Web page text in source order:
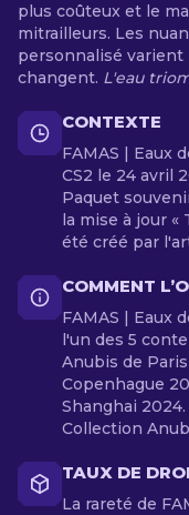
plus coûteux et le
mitrailleurs. Les
personnalisé varient
changent. L'eau
CONTEXTE
FAMAS | Eaux
CS2 le 24 avril
Paquet
la mise à jour «
été créé par
COMMENT
FAMAS | Eaux
l'un des 5
Anubis de
Copenhague
Shanghai
Collection
TAUX DE
La rareté de